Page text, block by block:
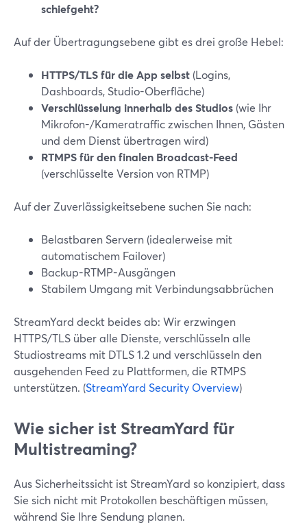
schiefgeht?
Auf der Übertragungsebene gibt es drei große Hebel:
HTTPS/TLS für die App selbst (Logins,
Dashboards, Studio-Oberfläche)
Verschlüsselung innerhalb des Studios (wie Ihr
Mikrofon-/Kameratraffic zwischen Ihnen, Gästen
und dem Dienst übertragen wird)
RTMPS für den finalen Broadcast-Feed
(verschlüsselte Version von RTMP)
Auf der Zuverlässigkeitsebene suchen Sie nach:
Belastbaren Servern (idealerweise mit
automatischem Failover)
Backup-RTMP-Ausgängen
Stabilem Umgang mit Verbindungsabbrüchen
StreamYard deckt beides ab: Wir erzwingen
HTTPS/TLS über alle Dienste, verschlüsseln alle
Studiostreams mit DTLS 1.2 und verschlüsseln den
ausgehenden Feed zu Plattformen, die RTMPS
unterstützen. (StreamYard Security Overview)
Wie sicher ist StreamYard für
Multistreaming?
Aus Sicherheitssicht ist StreamYard so konzipiert, dass
Sie sich nicht mit Protokollen beschäftigen müssen,
während Sie Ihre Sendung planen.